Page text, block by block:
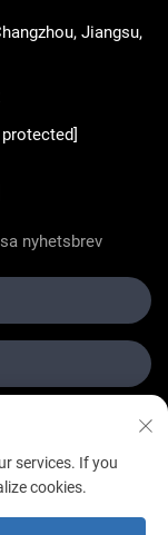
Jiangsu,
nyhetsbrev
services. If you
cookies.